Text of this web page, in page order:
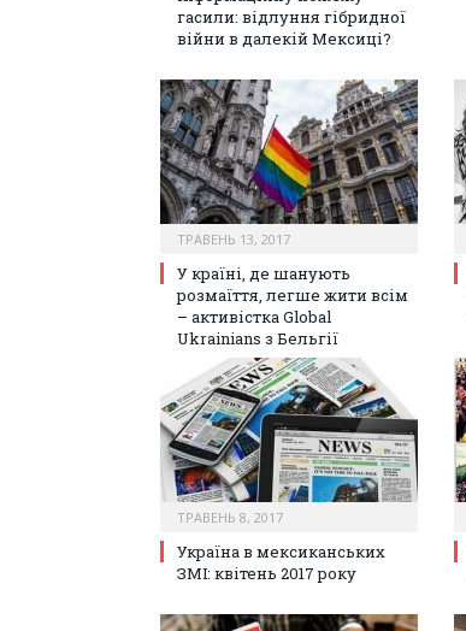
гасили: відлуння гібридної
війни в далекій Мексиці?
ТРАВЕНЬ 13, 2017
У країні, де шанують
розмаїття, легше жити всім
– активістка Global
Ukrainians з Бельгії
ТРАВЕНЬ 8, 2017
Україна в мексиканських
ЗМІ: квітень 2017 року